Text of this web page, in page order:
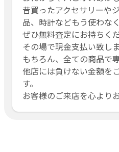
昔買ったアクセサリーや
品、時計などもう使わな
ぜひ無料査定にお持ちくだ
その場で現金支払い致し
もちろん、全ての商品で
他店には負けない金額を
す。
お客様のご来店を心より